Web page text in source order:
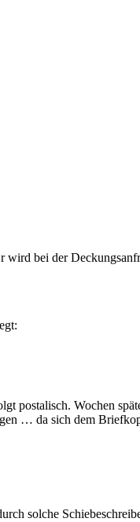
bei der
postalisch. Wochen
… da sich dem
solche